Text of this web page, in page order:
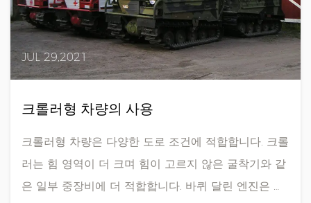
수 있는 BV206 부품을 알 수 있습니다. 어떻게 해야할
지 모......
JUL 29,2021
크롤러형 차량의 사용
크롤러형 차량은 다양한 도로 조건에 적합합니다. 크롤
러는 힘 영역이 더 크며 힘이 고르지 않은 굴착기와 같
은 일부 중장비에 더 적합합니다. 바퀴 달린 엔진은 크